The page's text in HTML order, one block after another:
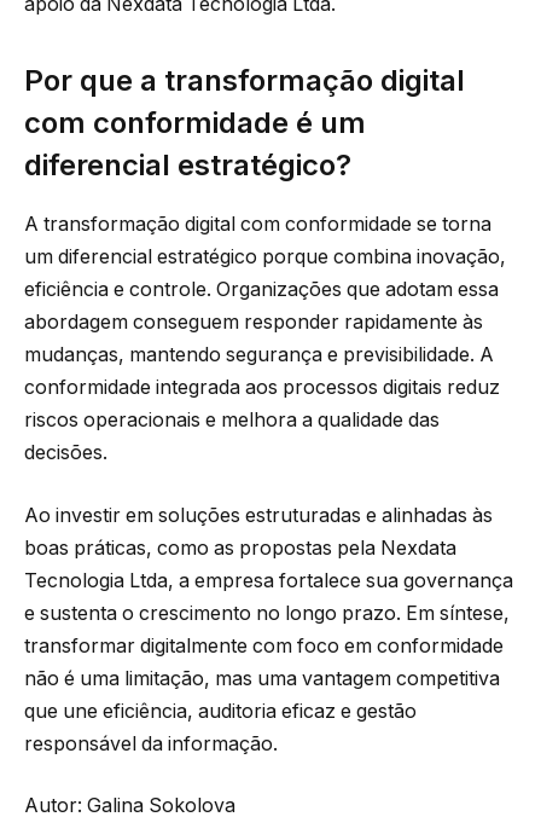
Por que a transformação digital
com conformidade é um
diferencial estratégico?
A transformação digital com conformidade se torna
um diferencial estratégico porque combina inovação,
eficiência e controle. Organizações que adotam essa
abordagem conseguem responder rapidamente às
mudanças, mantendo segurança e previsibilidade. A
conformidade integrada aos processos digitais reduz
riscos operacionais e melhora a qualidade das
decisões.
Ao investir em soluções estruturadas e alinhadas às
boas práticas, como as propostas pela Nexdata
Tecnologia Ltda, a empresa fortalece sua governança
e sustenta o crescimento no longo prazo. Em síntese,
transformar digitalmente com foco em conformidade
não é uma limitação, mas uma vantagem competitiva
que une eficiência, auditoria eficaz e gestão
responsável da informação.
Autor: Galina Sokolova